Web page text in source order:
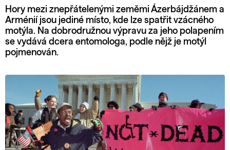
Hory mezi znepřátelenými zeměmi Ázerbájdžánem a
Arménií jsou jediné místo, kde lze spatřit vzácného
motýla. Na dobrodružnou výpravu za jeho polapením
se vydává dcera entomologa, podle nějž je motýl
pojmenován.